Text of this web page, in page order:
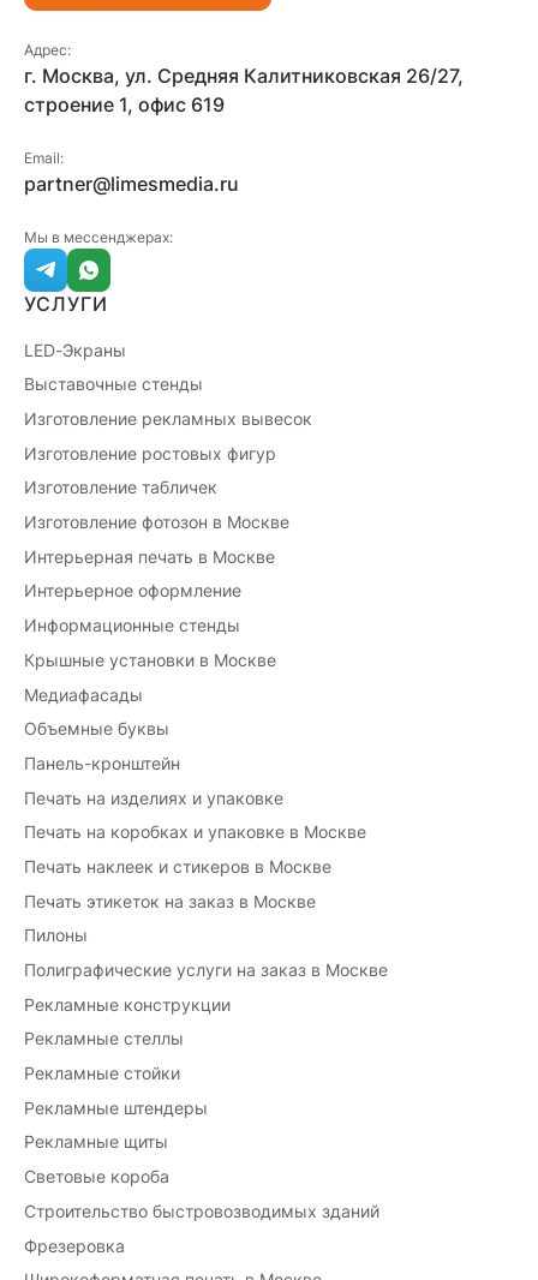
Адрес:
г. Москва, ул. Средняя Калитниковская 26/27,
строение 1, офис 619
Email:
partner@limesmedia.ru
Мы в мессенджерах:
УСЛУГИ
LED-Экраны
Выставочные стенды
Изготовление рекламных вывесок
Изготовление ростовых фигур
Изготовление табличек
Изготовление фотозон в Москве
Интерьерная печать в Москве
Интерьерное оформление
Информационные стенды
Крышные установки в Москве
Медиафасады
Объемные буквы
Панель-кронштейн
Печать на изделиях и упаковке
Печать на коробках и упаковке в Москве
Печать наклеек и стикеров в Москве
Печать этикеток на заказ в Москве
Пилоны
Полиграфические услуги на заказ в Москве
Рекламные конструкции
Рекламные стеллы
Рекламные стойки
Рекламные штендеры
Рекламные щиты
Световые короба
Строительство быстровозводимых зданий
Фрезеровка